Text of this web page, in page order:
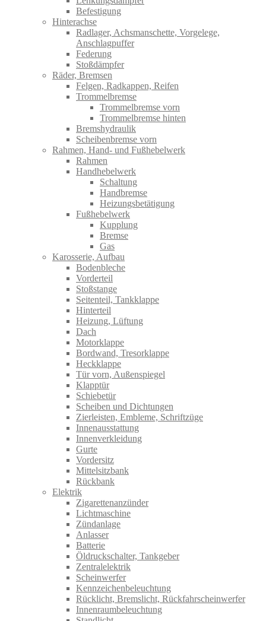
Befestigung
Hinterachse
Radlager, Achsmanschette, Vorgelege,
Anschlagpuffer
Federung
Stoßdämpfer
Räder, Bremsen
Felgen, Radkappen, Reifen
Trommelbremse
Trommelbremse vorn
Trommelbremse hinten
Bremshydraulik
Scheibenbremse vorn
Rahmen, Hand- und Fußhebelwerk
Rahmen
Handhebelwerk
Schaltung
Handbremse
Heizungsbetätigung
Fußhebelwerk
Kupplung
Bremse
Gas
Karosserie, Aufbau
Bodenbleche
Vorderteil
Stoßstange
Seitenteil, Tankklappe
Hinterteil
Heizung, Lüftung
Dach
Motorklappe
Bordwand, Tresorklappe
Heckklappe
Tür vorn, Außenspiegel
Klapptür
Schiebetür
Scheiben und Dichtungen
Zierleisten, Embleme, Schriftzüge
Innenausstattung
Innenverkleidung
Gurte
Vordersitz
Mittelsitzbank
Rückbank
Elektrik
Zigarettenanzünder
Lichtmaschine
Zündanlage
Anlasser
Batterie
Öldruckschalter, Tankgeber
Zentralelektrik
Scheinwerfer
Kennzeichenbeleuchtung
Rücklicht, Bremslicht, Rückfahrscheinwerfer
Innenraumbeleuchtung